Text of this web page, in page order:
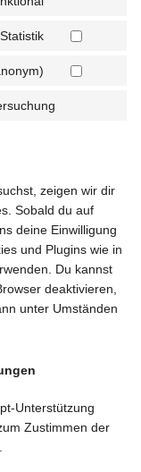
Statistik
zeigen wir dir
Sobald du auf
deine Einwilligung
und Plugins wie in
Du kannst
deaktivieren,
unter Umständen
Unterstützung
Zustimmen der